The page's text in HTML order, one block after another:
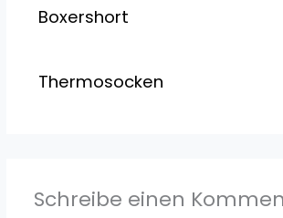
Boxershort
Thermosocken
Schreibe einen